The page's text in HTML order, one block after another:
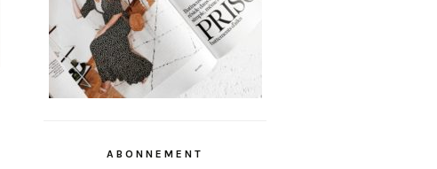
ABONNEMENT